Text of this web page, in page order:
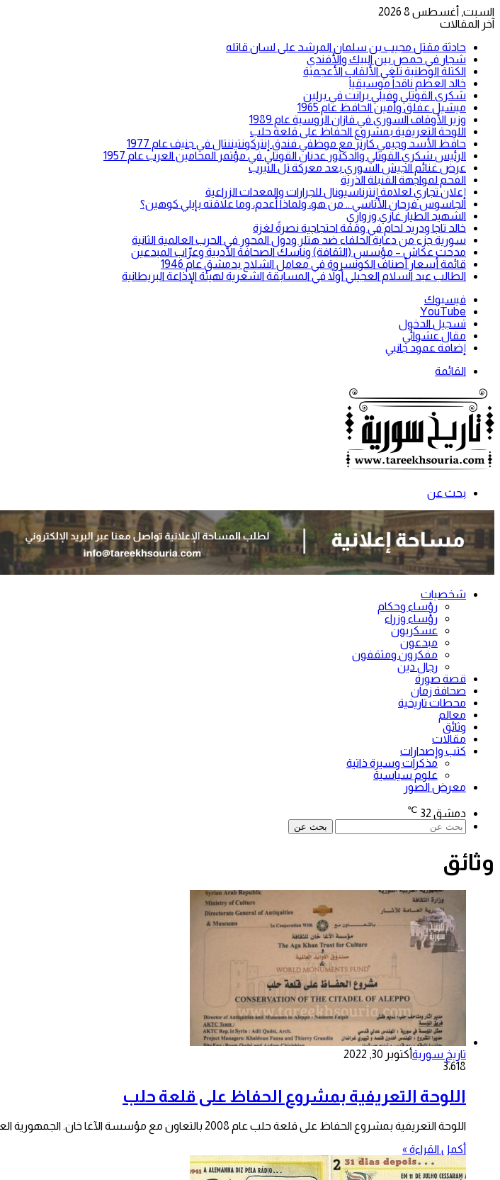
السبت, أغسطس 8 2026
آخر المقالات
حادثة مقتل مجيب بن سلمان المرشد على لسان قاتله
شجار في حمص بين البيك والأفندي
الكتلة الوطنية تلغي الألقاب الأعجمية
خالد العظم ناقداً موسيقياً
شكري القوتلي وفيلي برانت في برلين
ميشيل عفلق وأمين الحافظ عام 1965
وزير الأوقاف السوري في قازان الروسية عام 1989
اللوحة التعريفية بمشروع الحفاظ على قلعة حلب
حافظ الأسد وجيمي كارتر مع موظفي فندق إنتركونتيننتال في جنيف عام 1977
الرئيس شكري القوتلي والدكتور عدنان القوتلي في مؤتمر المحامين العرب عام 1957
عرض غنائم الجيش السوري بعد معركة تل النيرب
الفحم لمواجهة القنبلة الذرية
إعلان تجاري لعلامة إنترناسيونال للجرارات والمعدات الزراعية
الجاسوس فرحان الأتاسي .. من هو، ولماذا أعدم، وما علاقته بإيلي كوهين؟
الشهيد الطيار غازي وزوازي
خالد تاجا ودريد لحام في وقفة احتجاجية نصرةً لغزة
سورية جزء من دعاية الحلفاء ضد هتلر ودول المحور في الحرب العالمية الثانية
مدحت عكاش – مؤسس (الثقافة) وناسك الصحافة الأدبية وعرّاب المبدعين
قائمة أسعار أصناف الكونسروة في معامل الشلاح بدمشق عام 1946
الطالب عبد السلام العجيلي أولاً في المسابقة الشعرية لهيئة الإذاعة البريطانية
فيسبوك
‫YouTube
تسجيل الدخول
مقال عشوائي
إضافة عمود جانبي
القائمة
بحث عن
شخصيات
رؤساء وحكام
رؤساء وزراء
عسكريون
مبدعون
مفكرون ومثقفون
رجال دين
قصة صورة
صحافة زمان
محطات تاريخية
معالم
وثائق
مقالات
كتب وإصدارات
مذكرات وسيرة ذاتية
علوم سياسية
معرض الصور
دمشق 32
℃
بحث عن
وثائق
تاريخ سوريةأكتوبر 30, 2022
3٬618
اللوحة التعريفية بمشروع الحفاظ على قلعة حلب
اللوحة التعريفية بمشروع الحفاظ على قلعة حلب عام 2008 بالتعاون مع مؤسسة الآغا خان. الجمهورية العربية السوريةوزارة الثقافةالمديرية العامة للآثار…
أكمل القراءة »